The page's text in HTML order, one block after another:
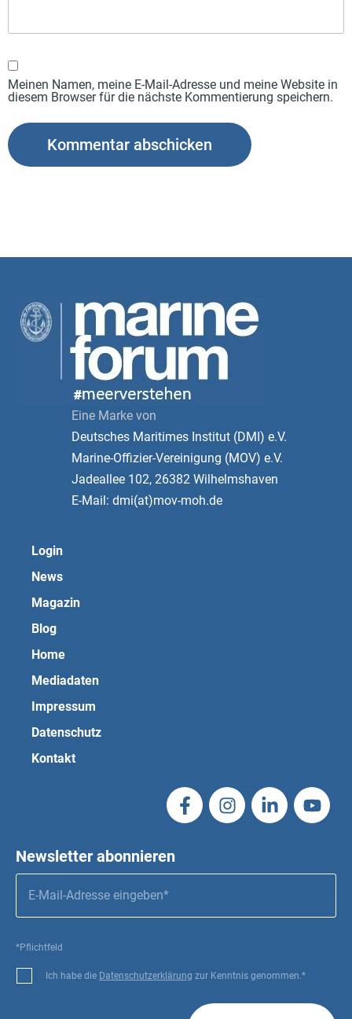
Meinen Namen, meine E-Mail-Adresse und meine Website in
diesem Browser für die nächste Kommentierung speichern.
Eine Marke von
Deutsches Maritimes Institut (DMI) e.V.
Marine-Offizier-Vereinigung (MOV) e.V.
Jadeallee 102, 26382 Wilhelmshaven
E-Mail: dmi(at)mov-moh.de
Login
News
Magazin
Blog
Home
Mediadaten
Impressum
Datenschutz
Kontakt
Newsletter abonnieren
*Pflichtfeld
Ich habe die Datenschutzerklärung zur Kenntnis genommen.*